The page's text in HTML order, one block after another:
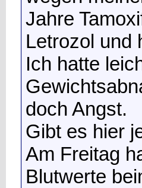
Jahre
Letrozol und
Ich hatte
doch Angst.
Gibt es hier
Am Freitag
Blutwerte